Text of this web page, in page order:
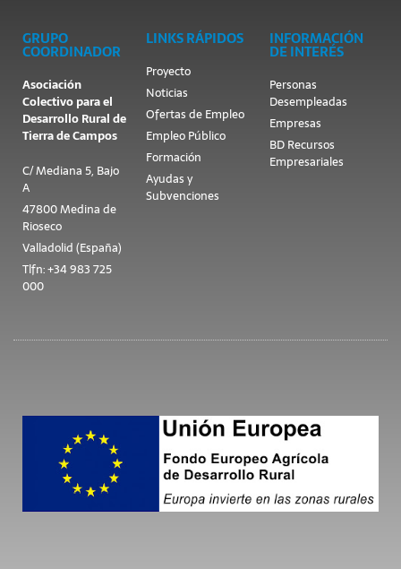
GRUPO
COORDINADOR
Asociación
Colectivo para el
Desarrollo Rural de
Tierra de Campos
C/ Mediana 5, Bajo
A
47800 Medina de
Rioseco
Valladolid (España)
Tlfn: +34 983 725
000
LINKS RÁPIDOS
Proyecto
Noticias
Ofertas de Empleo
Empleo Público
Formación
Ayudas y
Subvenciones
INFORMACIÓN
DE INTERÉS
Personas
Desempleadas
Empresas
BD Recursos
Empresariales